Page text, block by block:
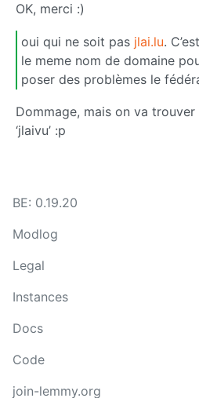
OK, merci :)
oui qui ne soit pas jlai.lu.
le meme nom de domaine
poser des problèmes le
Dommage, mais on va
‘jlaivu’ :p
BE: 0.19.20
Modlog
Legal
Instances
Docs
Code
join-lemmy.org